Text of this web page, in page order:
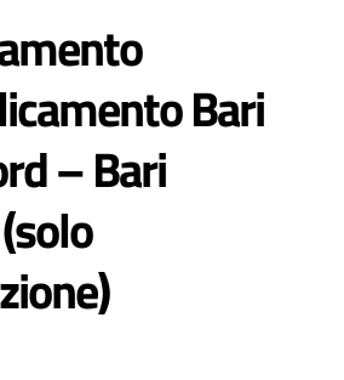
Bari
– Bari